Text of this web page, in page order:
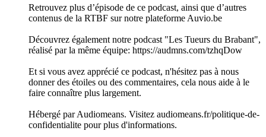
Retrouvez plus d’épisode de ce podcast, ainsi que d’autres
contenus de la RTBF sur notre plateforme Auvio.be
Découvrez également notre podcast "Les Tueurs du Brabant",
réalisé par la même équipe: https://audmns.com/tzhqDow
Et si vous avez apprécié ce podcast, n'hésitez pas à nous
donner des étoiles ou des commentaires, cela nous aide à le
faire connaître plus largement.
Hébergé par Audiomeans. Visitez audiomeans.fr/politique-de-
confidentialite pour plus d'informations.